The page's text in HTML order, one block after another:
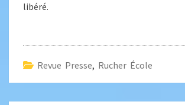
libéré.
Revue Presse, Rucher École